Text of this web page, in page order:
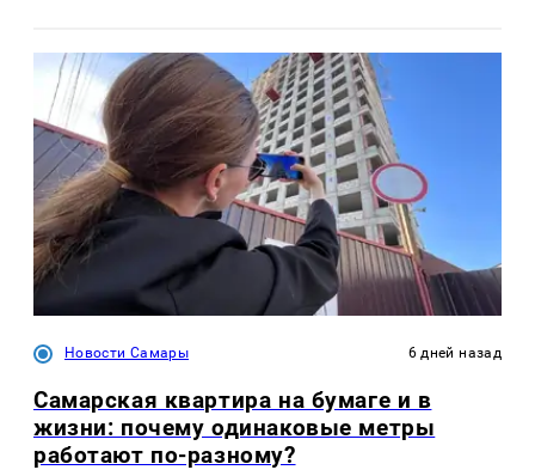
Новости Самары 6 дней назад
Самарская квартира на бумаге и в
жизни: почему одинаковые метры
работают по-разному?